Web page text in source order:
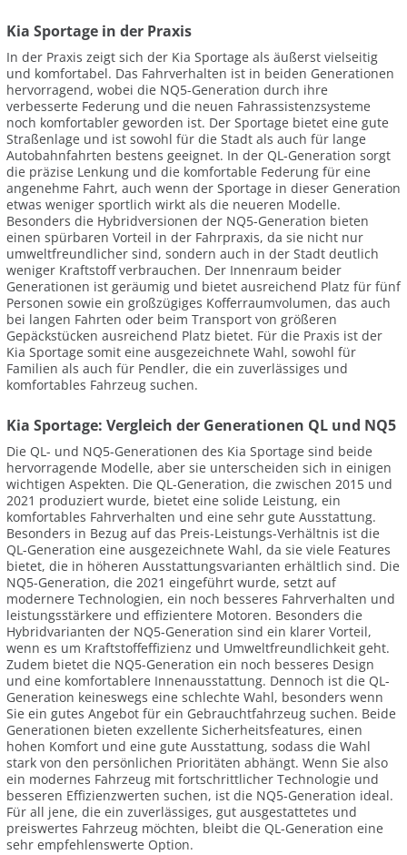
Kia Sportage in der Praxis
In der Praxis zeigt sich der Kia Sportage als äußerst vielseitig
und komfortabel. Das Fahrverhalten ist in beiden Generationen
hervorragend, wobei die NQ5-Generation durch ihre
verbesserte Federung und die neuen Fahrassistenzsysteme
noch komfortabler geworden ist. Der Sportage bietet eine gute
Straßenlage und ist sowohl für die Stadt als auch für lange
Autobahnfahrten bestens geeignet. In der QL-Generation sorgt
die präzise Lenkung und die komfortable Federung für eine
angenehme Fahrt, auch wenn der Sportage in dieser Generation
etwas weniger sportlich wirkt als die neueren Modelle.
Besonders die Hybridversionen der NQ5-Generation bieten
einen spürbaren Vorteil in der Fahrpraxis, da sie nicht nur
umweltfreundlicher sind, sondern auch in der Stadt deutlich
weniger Kraftstoff verbrauchen. Der Innenraum beider
Generationen ist geräumig und bietet ausreichend Platz für fünf
Personen sowie ein großzügiges Kofferraumvolumen, das auch
bei langen Fahrten oder beim Transport von größeren
Gepäckstücken ausreichend Platz bietet. Für die Praxis ist der
Kia Sportage somit eine ausgezeichnete Wahl, sowohl für
Familien als auch für Pendler, die ein zuverlässiges und
komfortables Fahrzeug suchen.
Kia Sportage: Vergleich der Generationen QL und NQ5
Die QL- und NQ5-Generationen des Kia Sportage sind beide
hervorragende Modelle, aber sie unterscheiden sich in einigen
wichtigen Aspekten. Die QL-Generation, die zwischen 2015 und
2021 produziert wurde, bietet eine solide Leistung, ein
komfortables Fahrverhalten und eine sehr gute Ausstattung.
Besonders in Bezug auf das Preis-Leistungs-Verhältnis ist die
QL-Generation eine ausgezeichnete Wahl, da sie viele Features
bietet, die in höheren Ausstattungsvarianten erhältlich sind. Die
NQ5-Generation, die 2021 eingeführt wurde, setzt auf
modernere Technologien, ein noch besseres Fahrverhalten und
leistungsstärkere und effizientere Motoren. Besonders die
Hybridvarianten der NQ5-Generation sind ein klarer Vorteil,
wenn es um Kraftstoffeffizienz und Umweltfreundlichkeit geht.
Zudem bietet die NQ5-Generation ein noch besseres Design
und eine komfortablere Innenausstattung. Dennoch ist die QL-
Generation keineswegs eine schlechte Wahl, besonders wenn
Sie ein gutes Angebot für ein Gebrauchtfahrzeug suchen. Beide
Generationen bieten exzellente Sicherheitsfeatures, einen
hohen Komfort und eine gute Ausstattung, sodass die Wahl
stark von den persönlichen Prioritäten abhängt. Wenn Sie also
ein modernes Fahrzeug mit fortschrittlicher Technologie und
besseren Effizienzwerten suchen, ist die NQ5-Generation ideal.
Für all jene, die ein zuverlässiges, gut ausgestattetes und
preiswertes Fahrzeug möchten, bleibt die QL-Generation eine
sehr empfehlenswerte Option.